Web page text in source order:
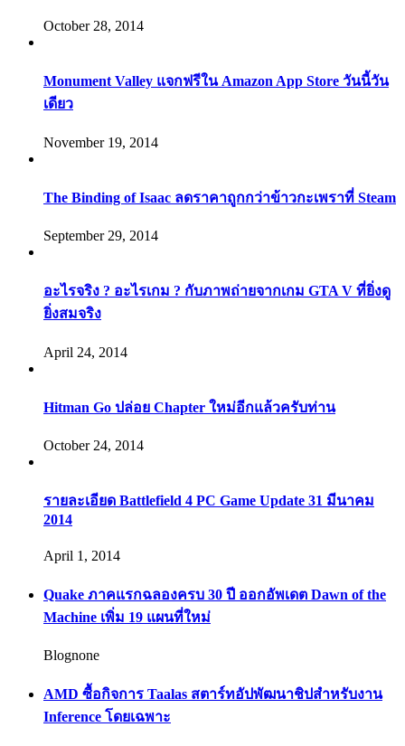
October 28, 2014
Monument Valley แจกฟรีใน Amazon App Store วันนี้วัน
เดียว
November 19, 2014
The Binding of Isaac ลดราคาถูกกว่าข้าวกะเพราที่ Steam
September 29, 2014
อะไรจริง ? อะไรเกม ? กับภาพถ่ายจากเกม GTA V ที่ยิ่งดู
ยิ่งสมจริง
April 24, 2014
Hitman Go ปล่อย Chapter ใหม่อีกแล้วครับท่าน
October 24, 2014
รายละเอียด Battlefield 4 PC Game Update 31 มีนาคม
2014
April 1, 2014
Quake ภาคแรกฉลองครบ 30 ปี ออกอัพเดต Dawn of the
Machine เพิ่ม 19 แผนที่ใหม่
Blognone
AMD ซื้อกิจการ Taalas สตาร์ทอัปพัฒนาชิปสำหรับงาน
Inference โดยเฉพาะ